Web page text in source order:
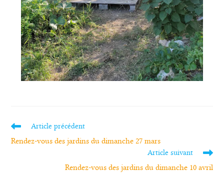
Article précédent
Rendez-vous des jardins du dimanche 27 mars
Article suivant
Rendez-vous des jardins du dimanche 10 avril